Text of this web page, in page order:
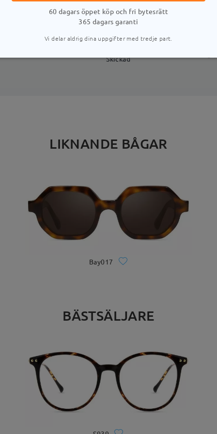
LEVERANS
Skickad
LIKNANDE BÅGAR
Bay017
BÄSTSÄLJARE
60 dagars öppet köp och fri bytesrätt
365 dagars garanti
Vi delar aldrig dina uppgifter med tredje part.